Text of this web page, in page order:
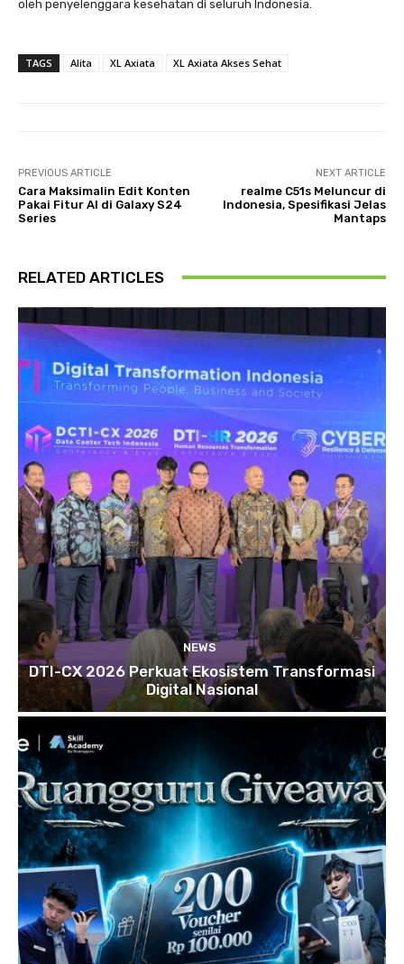
oleh penyelenggara kesehatan di seluruh Indonesia.
TAGS Alita XL Axiata XL Axiata Akses Sehat
PREVIOUS ARTICLE
Cara Maksimalin Edit Konten
Pakai Fitur AI di Galaxy S24
Series
NEXT ARTICLE
realme C51s Meluncur di
Indonesia, Spesifikasi Jelas
Mantaps
RELATED ARTICLES
NEWS
DTI-CX 2026 Perkuat Ekosistem Transformasi
Digital Nasional